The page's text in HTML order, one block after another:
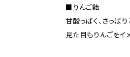
■りんご飴
甘酸っぱく、さっぱ
見た目もりんごをイ